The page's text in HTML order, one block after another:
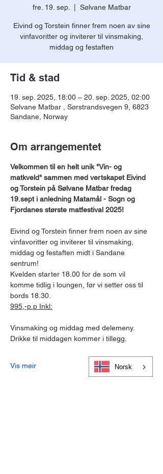
fre. 19. sep. Sølvane Matbar
Eivind og Torstein finner frem noen av sine
vinfavoritter og inviterer til vinsmaking,
middag og festaften
Tid & stad
19. sep. 2025, 18:00 – 20. sep. 2025, 02:00
Sølvane Matbar , Sørstrandsvegen 9, 6823
Sandane, Norway
Om arrangementet
Velkommen til en helt unik "Vin- og
matkveld" sammen med vertskapet Eivind
og Torstein på Sølvane Matbar fredag
19.sept i anledning Matamål - Sogn og
Fjordanes største matfestival 2025!
Eivind og Torstein finner frem noen av sine
vinfavoritter og inviterer til vinsmaking,
middag og festaften midt i Sandane
sentrum!
Kvelden starter 18.00 for de som vil
komme tidlig i loungen, før vi setter oss til
bords 18.30.
995,-p.p Inkl:
Vinsmaking og middag med delemeny.
Drikke til middagen kommer i tillegg.
Vis meir Norsk